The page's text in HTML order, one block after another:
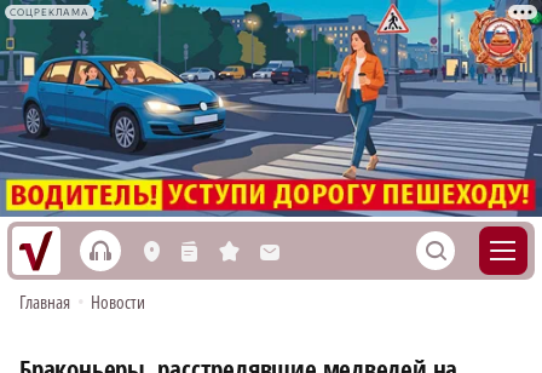
СОЦРЕКЛАМА
h L n s M S
Главная • Новости